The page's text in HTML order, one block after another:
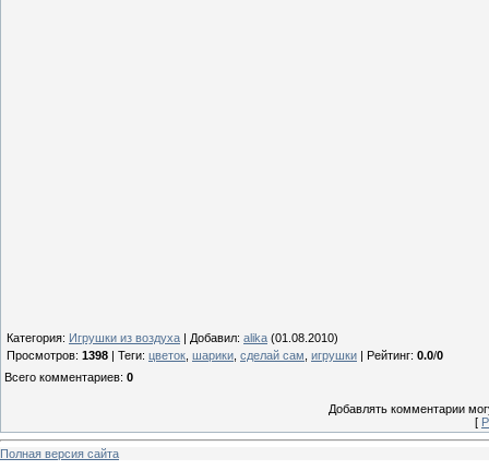
Категория: Игрушки из воздуха Добавил: alika (01.08.2010)
Просмотров: 1398 Теги: цветок шарики сделай сам игрушки Рейтинг: 0.0/0
Всего комментариев: 0
Добавлять комментарии
[
Полная версия сайта